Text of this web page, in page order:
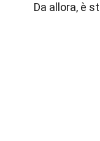
Da allora, è